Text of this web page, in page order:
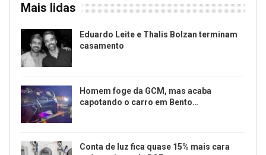
Mais lidas
Eduardo Leite e Thalis Bolzan terminam
casamento
Homem foge da GCM, mas acaba
capotando o carro em Bento…
Conta de luz fica quase 15% mais cara